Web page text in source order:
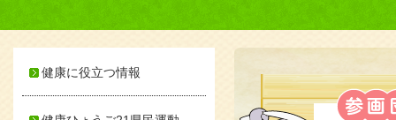
健康に役立つ情報